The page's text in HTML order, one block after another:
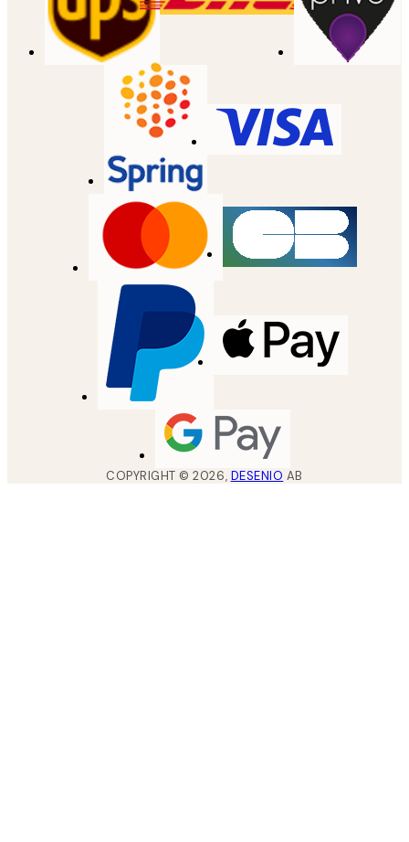
COPYRIGHT ©2026, DESENIO AB